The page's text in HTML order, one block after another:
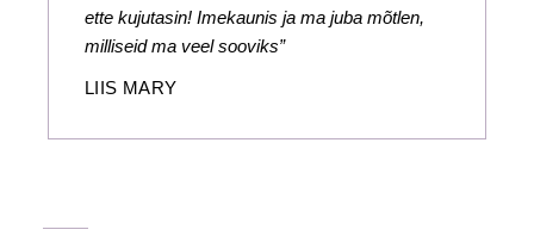
ette kujutasin! Imekaunis ja ma juba mõtlen,
milliseid ma veel sooviks”
LIIS MARY